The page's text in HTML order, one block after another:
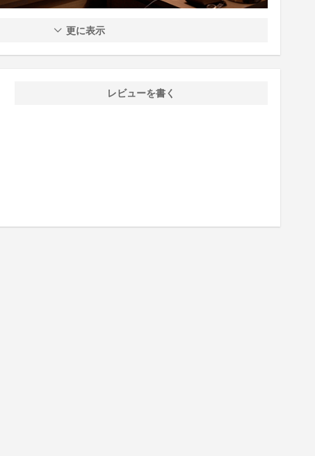
更に表示
レビューを書く